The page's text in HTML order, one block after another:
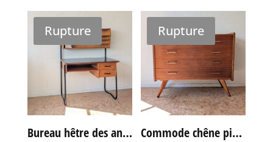
Rupture
Bureau hêtre des années 60
Rupture
Commode chêne pieds compas vintage